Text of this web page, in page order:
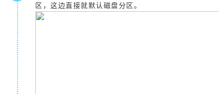
区，这边直接就默认磁盘分区。